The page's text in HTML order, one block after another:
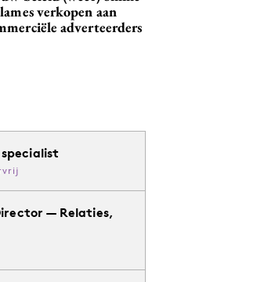
verkopen aan
adverteerders
— Relaties,